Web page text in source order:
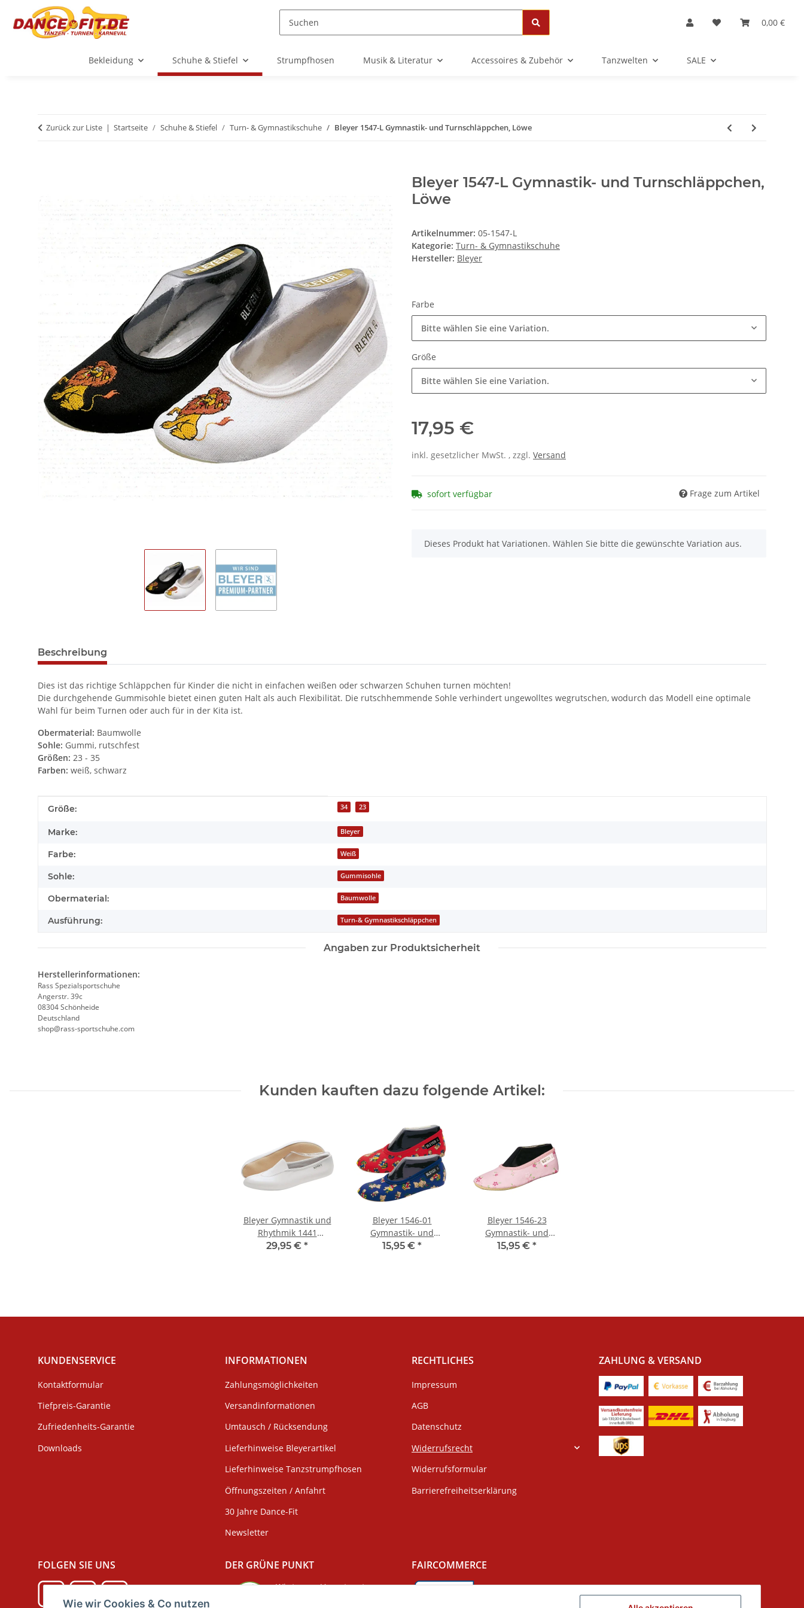
Wie wir Cookies & Co nutzen
0,00 €
Bekleidung Schuhe & Stiefel Strumpfhosen Musik & Literatur Accessoires & Zubehör Tanzwelten SALE
Zurück zur Liste Startseite Schuhe & Stiefel Turn- & Gymnastikschuhe Bleyer 1547-L Gymnastik- und Turnschläppchen, Löwe
Bleyer 1547-L Gymnastik- und Turnschläppchen,
Löwe
Artikelnummer: 05-1547-L
Kategorie: Turn- & Gymnastikschuhe
Hersteller: Bleyer
Farbe
Bitte wählen Sie eine Variation.
Größe
Bitte wählen Sie eine Variation.
17,95 €
inkl. gesetzlicher MwSt. , zzgl. Versand
sofort verfügbar Frage zum Artikel
x
Dieses Produkt hat Variationen. Wählen Sie bitte die gewünschte Variation aus.
Beschreibung
Dies ist das richtige Schläppchen für Kinder die nicht in einfachen weißen oder schwarzen Schuhen turnen möchten!
Die durchgehende Gummisohle bietet einen guten Halt als auch Flexibilität. Die rutschhemmende Sohle verhindert ungewolltes wegrutschen, wodurch das Modell eine optimale
Wahl für beim Turnen oder auch für in der Kita ist.
Obermaterial: Baumwolle
Sohle: Gummi, rutschfest
Größen: 23 - 35
Farben: weiß, schwarz
Produkteigenschaft
Wert
Größe: 34 23
Marke: Bleyer
Farbe: Weiß
Sohle: Gummisohle
Obermaterial: Baumwolle
Ausführung: Turn-& Gymnastikschläppchen
Angaben zur Produktsicherheit
Herstellerinformationen:
Rass Spezialsportschuhe
Angerstr. 39c
08304 Schönheide
Deutschland
shop@rass-sportschuhe.com
Kunden kauften dazu folgende Artikel:
Bleyer Gymnastik und
Rhythmik 1441
München
29,95 € *
Bleyer 1546-01
Gymnastik- und
Turnschläppchen, Bär
15,95 € *
Bleyer 1546-23
Gymnastik- und
Turnschläppchen, rosé,
15,95 € *
KUNDENSERVICE
Kontaktformular
Tiefpreis-Garantie
Zufriedenheits-Garantie
Downloads
INFORMATIONEN
Zahlungsmöglichkeiten
Versandinformationen
Umtausch / Rücksendung
Lieferhinweise Bleyerartikel
Lieferhinweise Tanzstrumpfhosen
Öffnungszeiten / Anfahrt
30 Jahre Dance-Fit
Newsletter
RECHTLICHES
Impressum
AGB
Datenschutz
Widerrufsrecht
Widerrufsformular
Barrierefreiheitserklärung
ZAHLUNG & VERSAND
FOLGEN SIE UNS DER GRÜNE PUNKT
Wir tragen Verantwortung
FAIRCOMMERCE